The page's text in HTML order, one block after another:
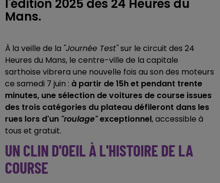
l'édition 2025 des 24 Heures du
Mans.
À la veille de la "Journée Test"sur le circuit des 24
Heures du Mans, le centre-ville de la capitale
sarthoise vibrera une nouvelle fois au son des moteurs
ce samedi 7 juin : à partir de 15h et pendant trente
minutes, une sélection de voitures de course issues
des trois catégories du plateau défileront dans les
rues lors d'un "roulage"exceptionnel, accessible à
tous et gratuit.
UN CLIN D'OEIL À L'HISTOIRE DE LA
COURSE